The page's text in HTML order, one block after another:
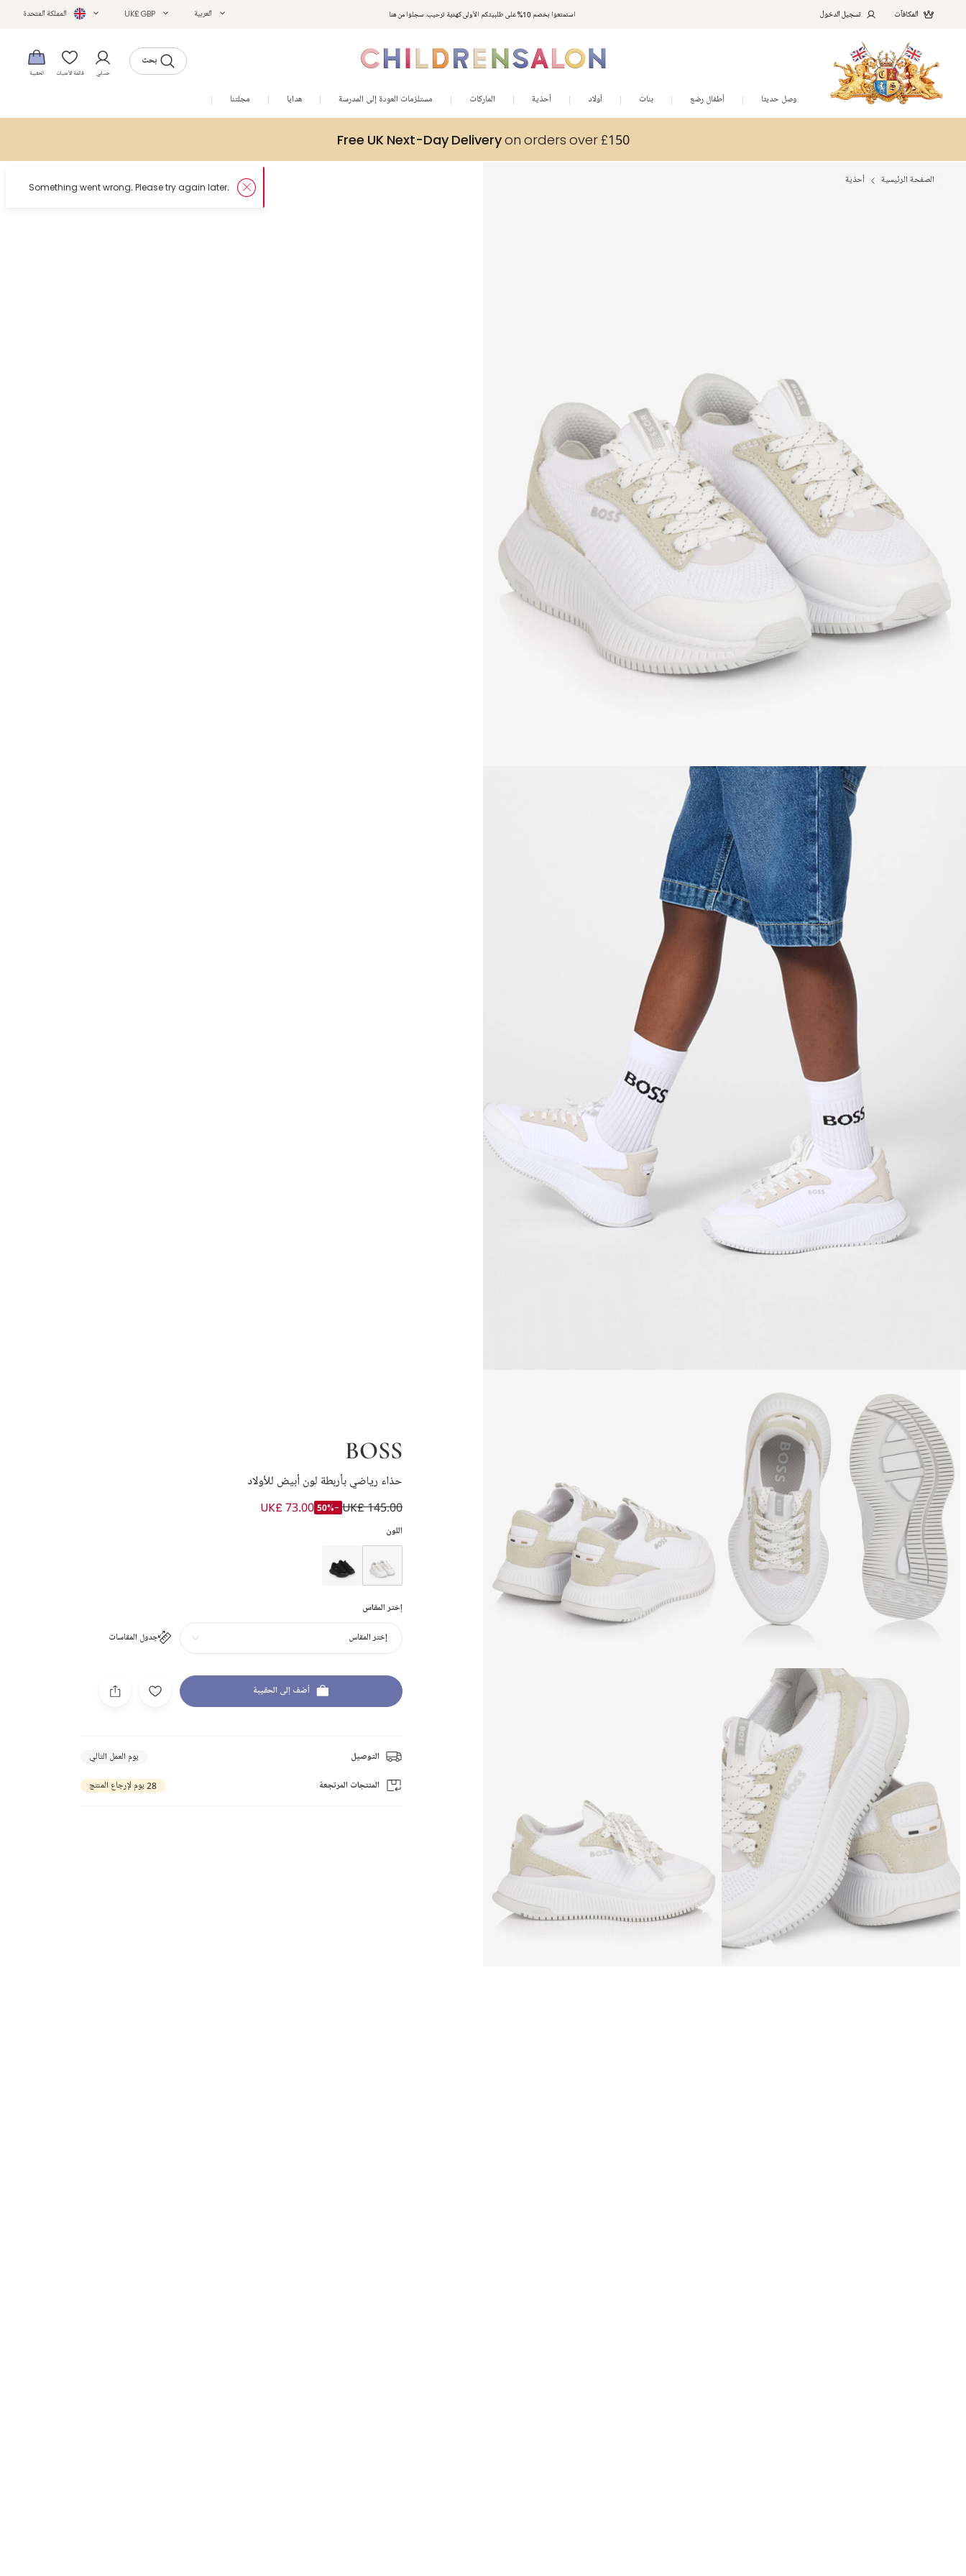
استمتعوا بخصم 10% على طلبيتكم الأولى كهدية ترحيب. سجلوا من هنا المكافآت تسجيل الدخول العربية UK£ GBP المملكة المتحدة
بحث
حسابي قائمة الأمنيات الحقيبة
وصل حديثا أطفال رضع بنات أولاد أحذية الماركات مستلزمات العودة إلى المدرسة هدايا مجلتنا
Free UK Next-Day Deliveryon orders over £150
الصفحة الرئيسية أحذية
BOSS
حذاء رياضي بأربطة لون أبيض للأولاد
UK£ 145.00
-50%
UK£ 73.00
اللون
إختر المقاس
جدول المقاسات إختر المقاس
أضف إلى الحقيبة
التوصيل يوم العمل التالي
المنتجات المرتجعة 28 يوم لإرجاع المنتج